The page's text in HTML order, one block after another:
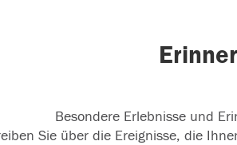
Besondere Erlebnisse und
Sie über die Ereignisse, die